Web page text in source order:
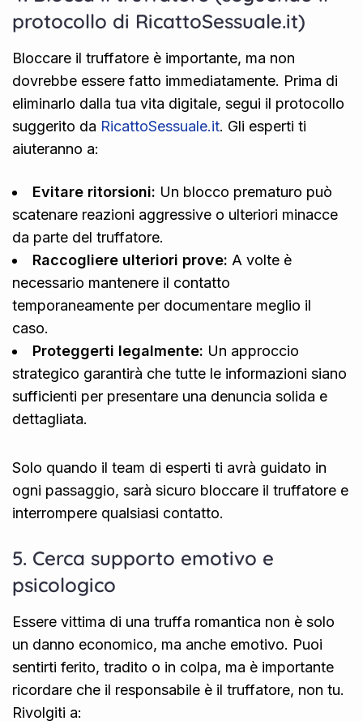
protocollo di RicattoSessuale.it)
Bloccare il truffatore è importante, ma non
dovrebbe essere fatto immediatamente. Prima di
eliminarlo dalla tua vita digitale, segui il protocollo
suggerito da RicattoSessuale.it. Gli esperti ti
aiuteranno a:
Evitare ritorsioni: Un blocco prematuro può
scatenare reazioni aggressive o ulteriori minacce
da parte del truffatore.
Raccogliere ulteriori prove: A volte è
necessario mantenere il contatto
temporaneamente per documentare meglio il
caso.
Proteggerti legalmente: Un approccio
strategico garantirà che tutte le informazioni siano
sufficienti per presentare una denuncia solida e
dettagliata.
Solo quando il team di esperti ti avrà guidato in
ogni passaggio, sarà sicuro bloccare il truffatore e
interrompere qualsiasi contatto.
5. Cerca supporto emotivo e
psicologico
Essere vittima di una truffa romantica non è solo
un danno economico, ma anche emotivo. Puoi
sentirti ferito, tradito o in colpa, ma è importante
ricordare che il responsabile è il truffatore, non tu.
Rivolgiti a: